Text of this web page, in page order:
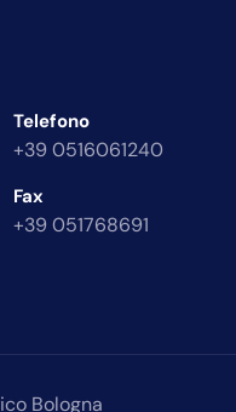
Telefono
+39 0516061240
Fax
+39 051768691
Bologna